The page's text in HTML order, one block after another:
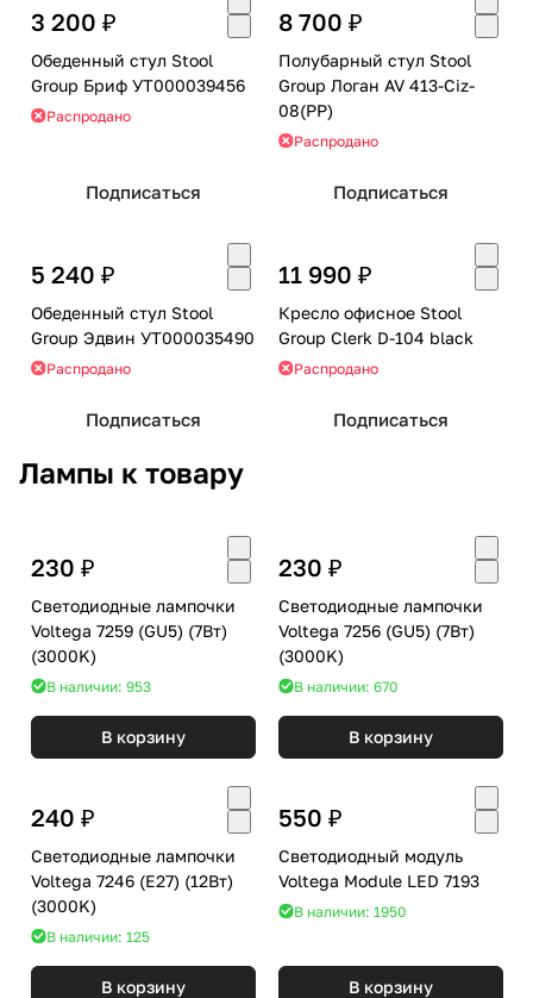
3 200 ₽
Обеденный стул Stool
Group Бриф УТ000039456
Распродано
Подписаться
8 700 ₽
Полубарный стул Stool
Group Логан AV 413-Ciz-
08(PP)
Распродано
Подписаться
5 240 ₽
Обеденный стул Stool
Group Эдвин УТ000035490
Распродано
Подписаться
11 990 ₽
Кресло офисное Stool
Group Clerk D-104 black
Распродано
Подписаться
Лампы к товару
230 ₽
Светодиодные лампочки
Voltega 7259 (GU5) (7Вт)
(3000K)
В наличии: 953
В корзину
230 ₽
Светодиодные лампочки
Voltega 7256 (GU5) (7Вт)
(3000K)
В наличии: 670
В корзину
240 ₽
Светодиодные лампочки
Voltega 7246 (E27) (12Вт)
(3000K)
В наличии: 125
В корзину
550 ₽
Светодиодный модуль
Voltega Module LED 7193
В наличии: 1950
В корзину